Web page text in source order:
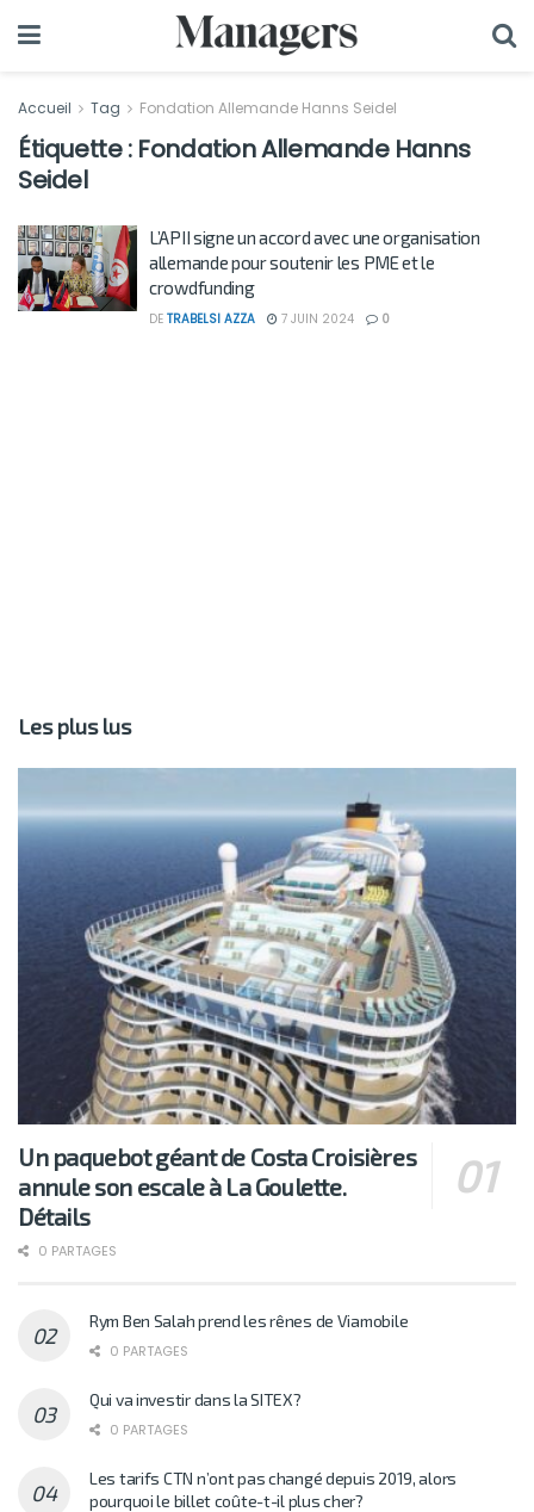
Accueil Tag Fondation Allemande Hanns Seidel
Étiquette : Fondation Allemande Hanns
Seidel
L’APII signe un accord avec une organisation
allemande pour soutenir les PME et le
crowdfunding
DE TRABELSI AZZA 7 JUIN 2024 0
Les plus lus
Un paquebot géant de Costa Croisières
annule son escale à La Goulette.
Détails
0 PARTAGES
Rym Ben Salah prend les rênes de Viamobile
0 PARTAGES
Qui va investir dans la SITEX?
0 PARTAGES
Les tarifs CTN n’ont pas changé depuis 2019, alors
pourquoi le billet coûte-t-il plus cher?